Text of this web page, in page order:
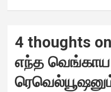
4 thoughts
எந்த வெங்காய